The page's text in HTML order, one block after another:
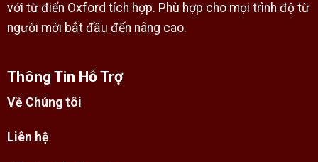
với từ điển Oxford tích hợp. Phù hợp cho mọi trình độ từ
người mới bắt đầu đến nâng cao.
Thông Tin Hỗ Trợ
Về Chúng tôi
Liên hệ